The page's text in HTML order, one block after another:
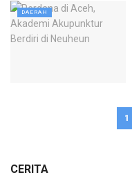
DAERAH
1
CERITA